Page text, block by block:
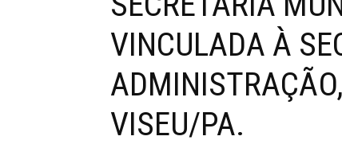
VINCULADA À
VISEU/PA.